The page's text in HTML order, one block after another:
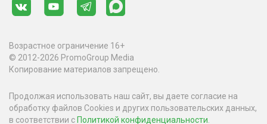
Возрастное ограничение 16+
© 2012-2026 PromoGroup Media
Копирование материалов запрещено.
Продолжая использовать наш сайт, вы даете согласие на
обработку файлов Cookies и других пользовательских данных,
в соответствии с Политикой конфиденциальности.